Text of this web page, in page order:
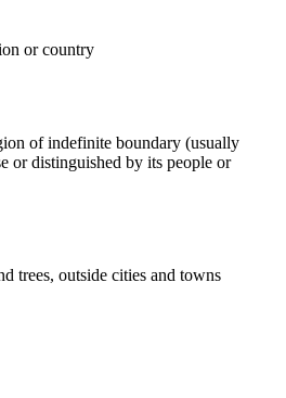
or country
of indefinite boundary (usually
or distinguished by its people or
trees, outside cities and towns